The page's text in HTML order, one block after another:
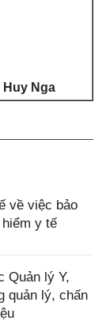
Huy Nga
về việc bảo
y tế
Quản lý Y,
quản lý, chấn